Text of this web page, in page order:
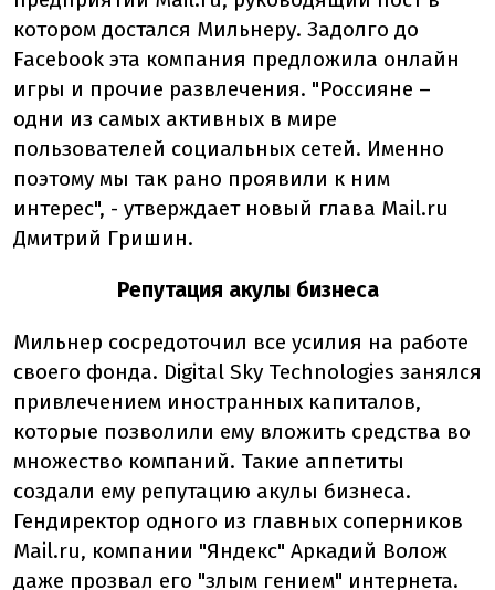
котором достался Мильнеру. Задолго до
Facebook эта компания предложила онлайн
игры и прочие развлечения. "Россияне –
одни из самых активных в мире
пользователей социальных сетей. Именно
поэтому мы так рано проявили к ним
интерес", - утверждает новый глава Mail.ru
Дмитрий Гришин.
Репутация акулы бизнеса
Мильнер сосредоточил все усилия на работе
своего фонда. Digital Sky Technologies занялся
привлечением иностранных капиталов,
которые позволили ему вложить средства во
множество компаний. Такие аппетиты
создали ему репутацию акулы бизнеса.
Гендиректор одного из главных соперников
Mail.ru, компании "Яндекс" Аркадий Волож
даже прозвал его "злым гением" интернета.